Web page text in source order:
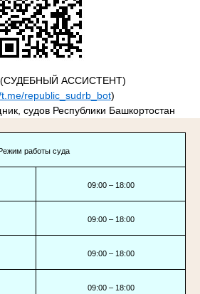
АССИСТЕНТ)
republic_sudrb_bot)
судов Республики Башкортостан
работы суда
09:00 – 18:00
09:00 – 18:00
09:00 – 18:00
09:00 – 18:00